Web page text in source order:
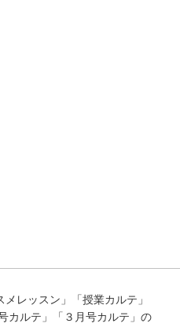
レッスン」「授業カルテ」
カルテ」「３月号カルテ」の